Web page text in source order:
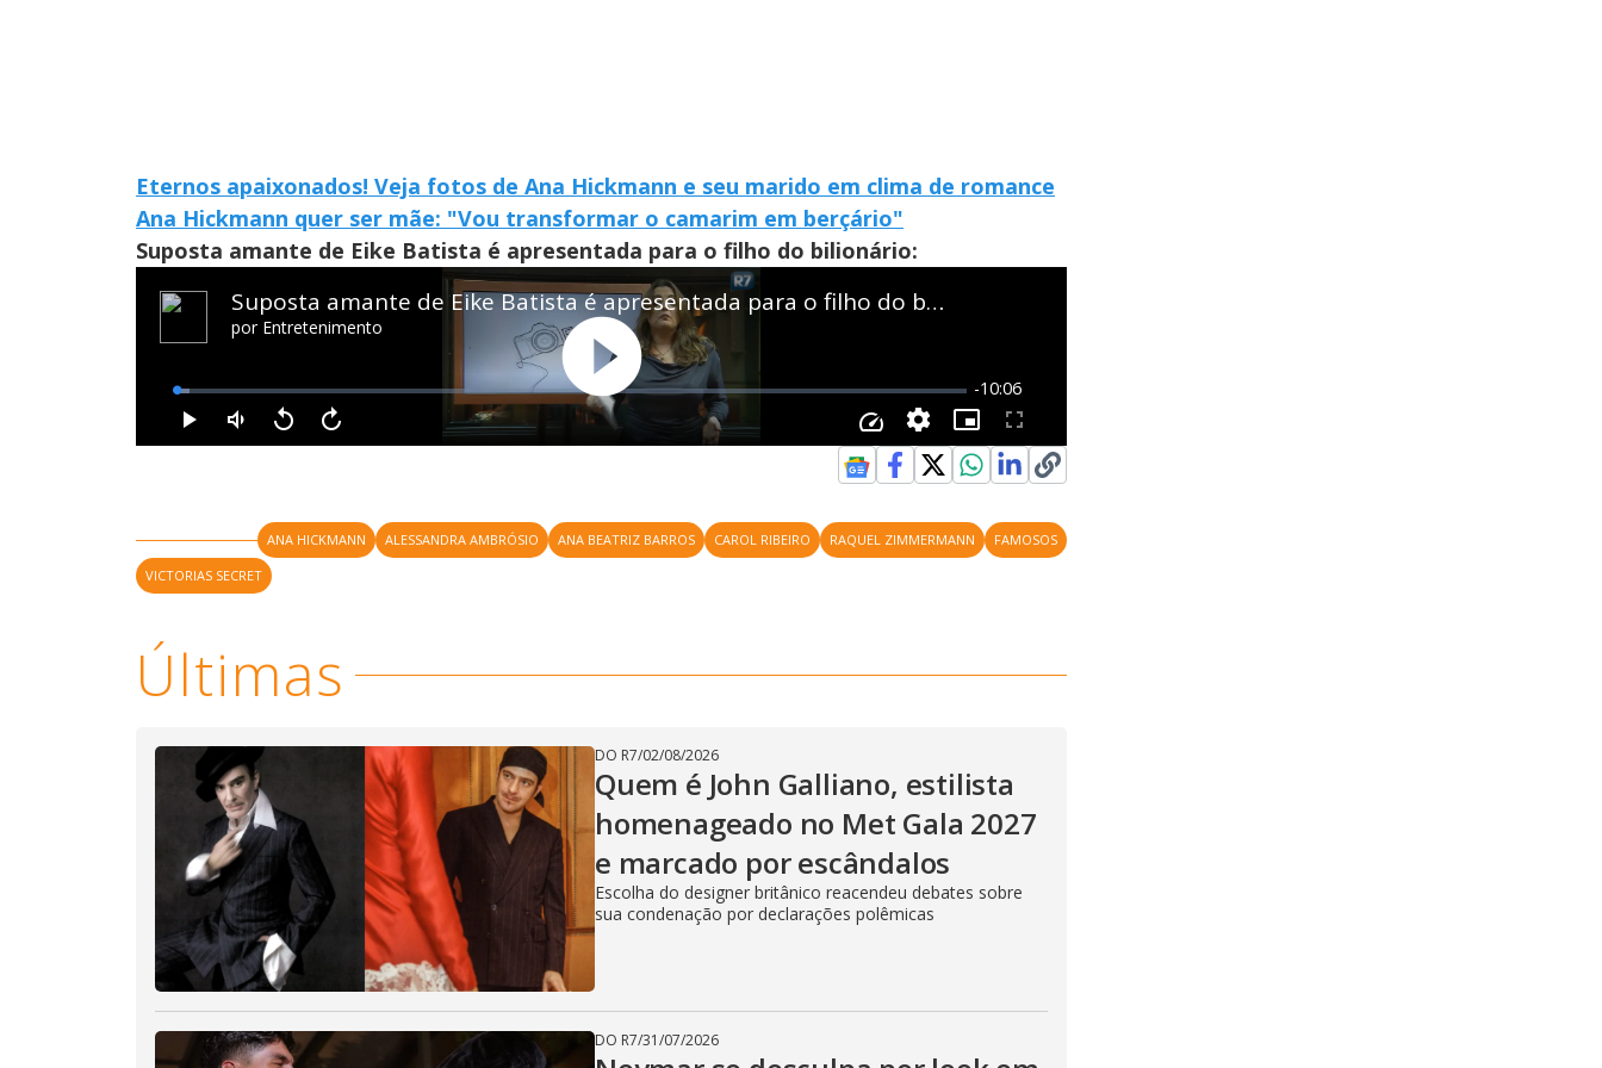
Eternos apaixonados! Veja fotos de Ana Hickmann e seu marido em clima de romance
Ana Hickmann quer ser mãe: "Vou transformar o camarim em berçário"
Suposta amante de Eike Batista é apresentada para o filho do bilionário:
ANA HICKMANN ALESSANDRA AMBRÓSIO ANA BEATRIZ BARROS CAROL RIBEIRO RAQUEL ZIMMERMANN
FAMOSOS
VICTORIAS SECRET
Últimas
DO R7/02/08/2026
Quem é John Galliano, estilista
homenageado no Met Gala 2027
e marcado por escândalos
Escolha do designer britânico reacendeu debates sobre
sua condenação por declarações polêmicas
DO R7/31/07/2026